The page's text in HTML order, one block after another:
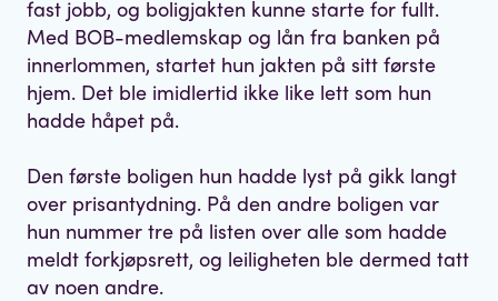
fast jobb, og boligjakten kunne starte for fullt.
Med BOB-medlemskap og lån fra banken på
innerlommen, startet hun jakten på sitt første
hjem. Det ble imidlertid ikke like lett som hun
hadde håpet på.
Den første boligen hun hadde lyst på gikk langt
over prisantydning. På den andre boligen var
hun nummer tre på listen over alle som hadde
meldt forkjøpsrett, og leiligheten ble dermed tatt
av noen andre.